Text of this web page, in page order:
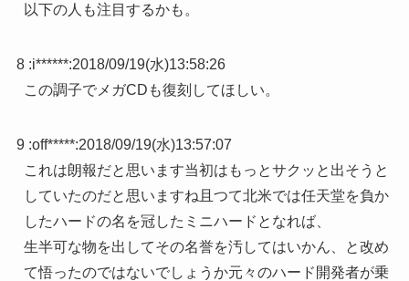
以下の人も注目するかも。
8 :i******:2018/09/19(水)13:58:26
この調子でメガCDも復刻してほしい。
9 :off*****:2018/09/19(水)13:57:07
これは朗報だと思います当初はもっとサクッと出そうと
していたのだと思いますね且つて北米では任天堂を負か
したハードの名を冠したミニハードとなれば、
生半可な物を出してその名誉を汚してはいかん、と改め
て悟ったのではないでしょうか元々のハード開発者が乗